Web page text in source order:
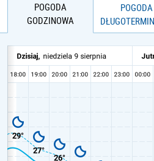
POGODA
GODZINOWA
POGODA